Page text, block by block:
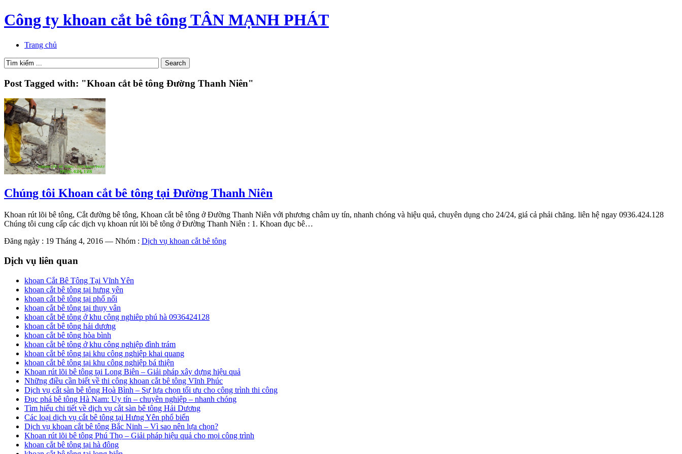
Công ty khoan cắt bê tông TÂN MẠNH PHÁT
Trang chủ
Post Tagged with: "Khoan cắt bê tông Đường Thanh Niên"
Chúng tôi Khoan cắt bê tông tại Đường Thanh Niên
Khoan rút lõi bê tông, Cắt đường bê tông, Khoan cắt bê tông ở Đường Thanh Niên với phương châm uy tín, nhanh chóng và hiệu quả, chuyên dụng cho 24/24, giá cả phải chăng. liên hệ ngay 0936.424.128
Chúng tôi cung cấp các dịch vụ khoan rút lõi bê tông ở Đường Thanh Niên : 1. Khoan đục bê…
Đăng ngày : 19 Tháng 4, 2016 — Nhóm : Dịch vụ khoan cắt bê tông
Dịch vụ liên quan
khoan Cắt Bê Tông Tại Vĩnh Yên
khoan cắt bê tông tại hưng yên
khoan cắt bê tông tại phố nối
khoan cắt bê tông tại thụy vân
khoan cắt bê tông ở khu công nghiêp phú hà 0936424128
khoan cắt bê tông hải dương
khoan cắt bê tông hòa bình
khoan cắt bê tông ở khu công nghiệp đình trám
khoan cắt bê tông tại khu công nghiệp khai quang
khoan cắt bê tông tại khu công nghiệp bá thiện
Khoan rút lõi bê tông tại Long Biên – Giải pháp xây dựng hiệu quả
Những điều cần biết về thi công khoan cắt bê tông Vĩnh Phúc
Dịch vụ cắt sàn bê tông Hoà Bình – Sự lựa chọn tối ưu cho công trình thi công
Đục phá bê tông Hà Nam: Uy tín – chuyên nghiệp – nhanh chóng
Tìm hiểu chi tiết về dịch vụ cắt sàn bê tông Hải Dương
Các loại dịch vụ cắt bê tông tại Hưng Yên phổ biến
Dịch vụ khoan cắt bê tông Bắc Ninh – Vì sao nên lựa chọn?
Khoan rút lõi bê tông Phú Thọ – Giải pháp hiệu quả cho mọi công trình
khoan cắt bê tông tại hà đông